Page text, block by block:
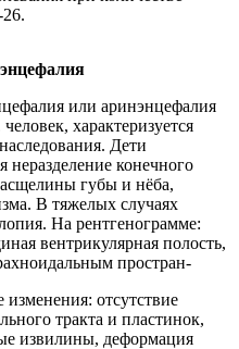
или аринэнцефалия
характеризуется
Дети
конечного
губы и нёба,
В тяжелых случаях
На рентгенограмме:
вентрикулярная полость,
простран-
отсутствие
тракта и пластинок,
извилины, деформация